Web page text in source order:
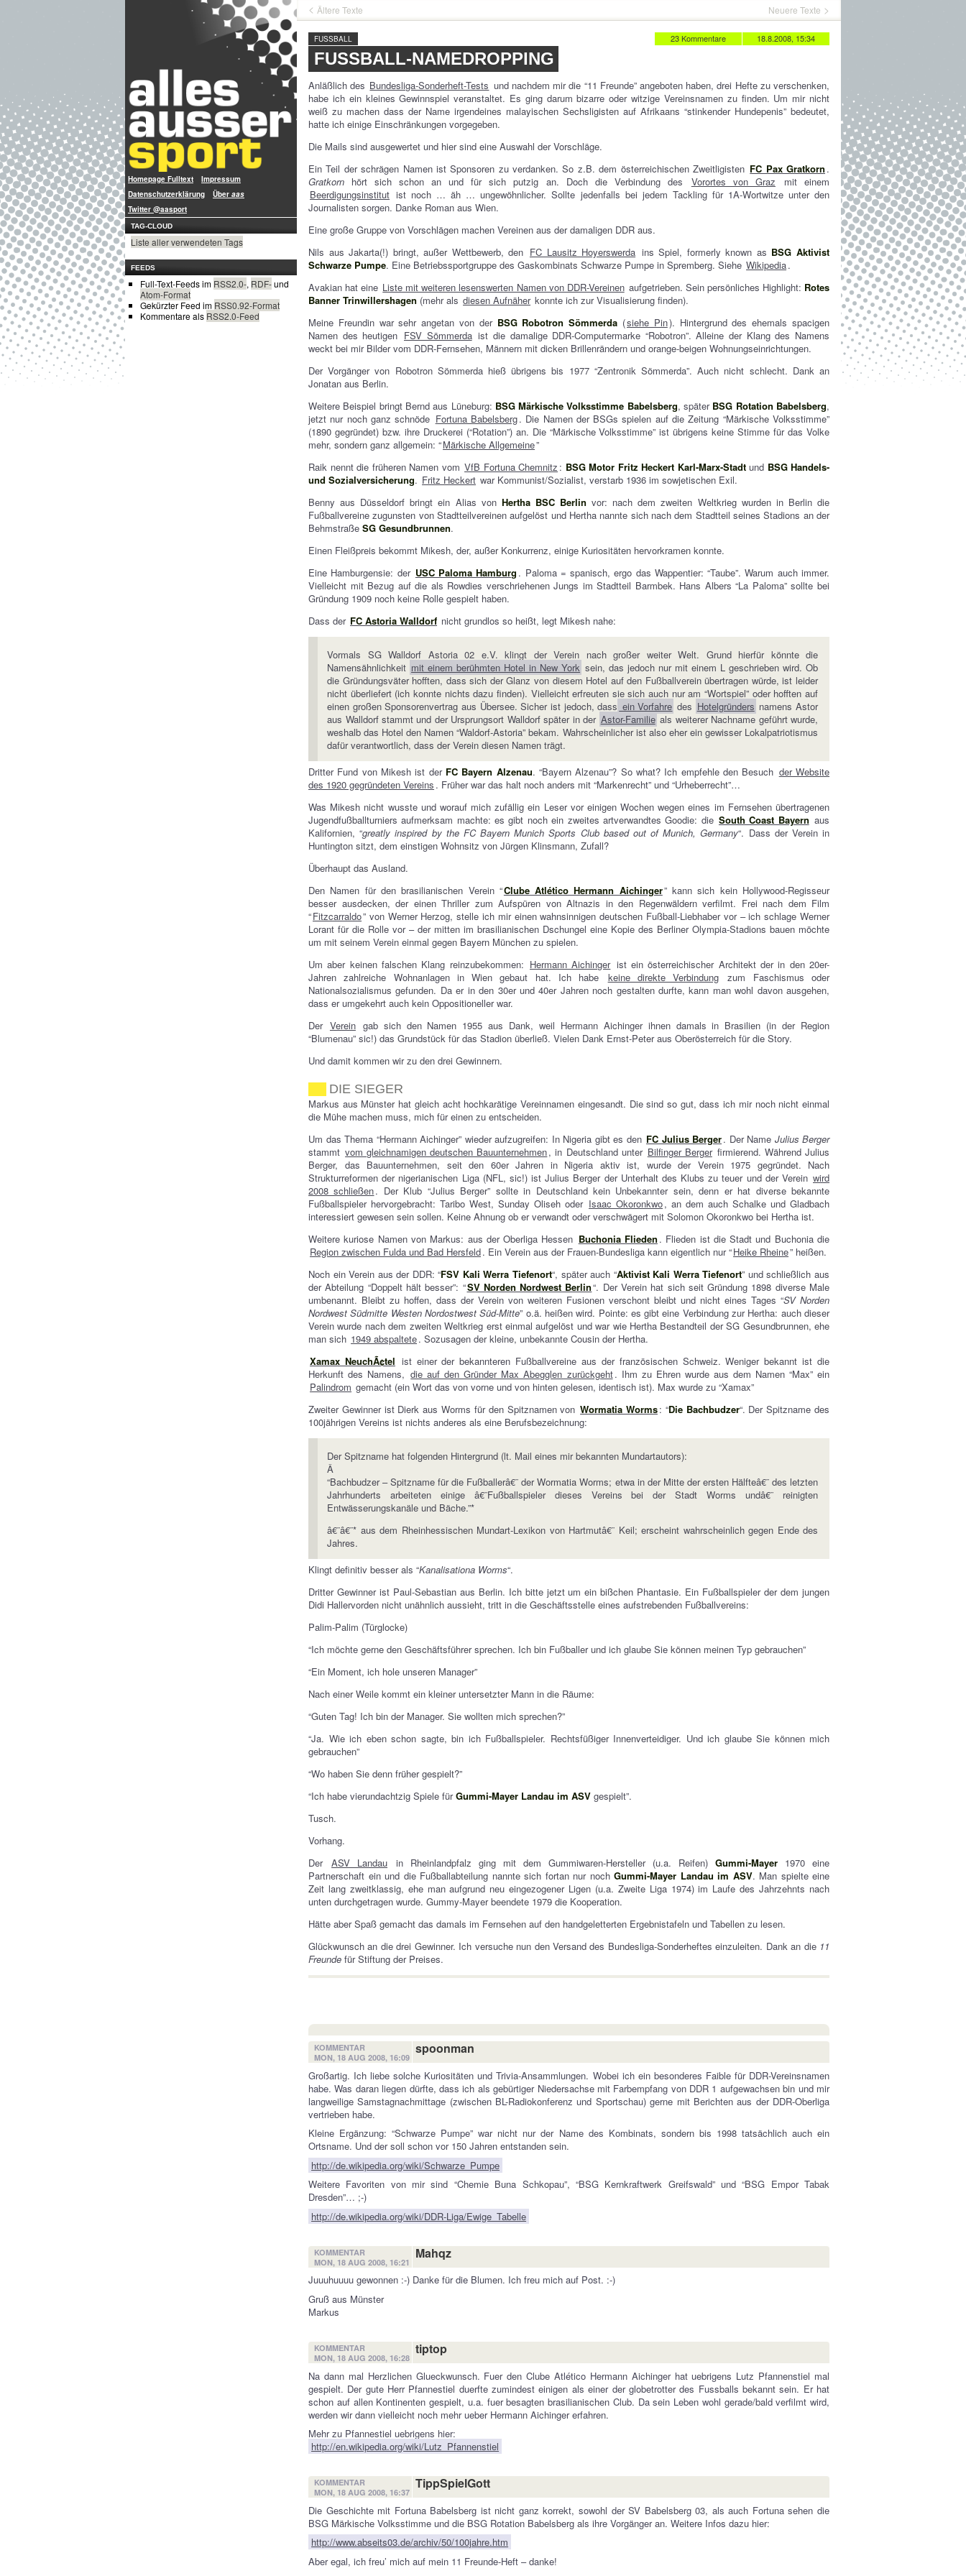
Homepage Fulltext
Impressum
Datenschutzerklärung
Über aas
Twitter @aasport
TAG-CLOUD
Liste aller verwendeten Tags
FEEDS
Full-Text-Feeds im RSS2.0-, RDF-und
Atom-Format
Gekürzter Feed im RSS0.92-Format
Kommentare als RSS2.0-Feed
Ältere Texte Neuere Texte
18.8.2008, 15:34
23 Kommentare
FUSSBALL
FUSSBALL-NAMEDROPPING
Anläßlich des Bundesliga-Sonderheft-Tests und nachdem mir die “11 Freunde” angeboten haben, drei Hefte zu verschenken,
habe ich ein kleines Gewinnspiel veranstaltet. Es ging darum bizarre oder witzige Vereinsnamen zu finden. Um mir nicht
weiß zu machen dass der Name irgendeines malayischen Sechsligisten auf Afrikaans “stinkender Hundepenis” bedeutet,
hatte ich einige Einschränkungen vorgegeben.
Die Mails sind ausgewertet und hier sind eine Auswahl der Vorschläge.
Ein Teil der schrägen Namen ist Sponsoren zu verdanken. So z.B. dem österreichischen Zweitligisten FC Pax Gratkorn .
Gratkorn hört sich schon an und für sich putzig an. Doch die Verbindung des Vorortes von Graz
mit einem
Beerdigungsinstitut ist noch … äh … ungewöhnlicher. Sollte jedenfalls bei jedem Tackling für 1A-Wortwitze unter den
Journalisten sorgen. Danke Roman aus Wien.
Eine große Gruppe von Vorschlägen machen Vereinen aus der damaligen DDR aus.
Nils aus Jakarta(!) bringt, außer Wettbewerb, den FC Lausitz Hoyerswerda ins Spiel, formerly known as BSG Aktivist
Schwarze Pumpe. Eine Betriebssportgruppe des Gaskombinats Schwarze Pumpe in Spremberg. Siehe Wikipedia.
Avakian hat eine Liste mit weiteren lesenswerten Namen von DDR-Vereinen aufgetrieben. Sein persönliches Highlight: Rotes
Banner Trinwillershagen (mehr als diesen Aufnäher konnte ich zur Visualisierung finden).
Meine Freundin war sehr angetan von der BSG Robotron Sömmerda (siehe Pin). Hintergrund des ehemals spacigen
Namen des heutigen FSV Sömmerda ist die damalige DDR-Computermarke “Robotron”. Alleine der Klang des Namens
weckt bei mir Bilder vom DDR-Fernsehen, Männern mit dicken Brillenrändern und orange-beigen Wohnungseinrichtungen.
Der Vorgänger von Robotron Sömmerda hieß übrigens bis 1977 “Zentronik Sömmerda”. Auch nicht schlecht. Dank an
Jonatan aus Berlin.
Weitere Beispiel bringt Bernd aus Lüneburg: BSG Märkische Volksstimme Babelsberg, später BSG Rotation Babelsberg,
jetzt nur noch ganz schnöde Fortuna Babelsberg. Die Namen der BSGs spielen auf die Zeitung “Märkische Volksstimme”
(1890 gegründet) bzw. ihre Druckerei (“Rotation”) an. Die “Märkische Volksstimme” ist übrigens keine Stimme für das Volke
mehr, sondern ganz allgemein: “Märkische Allgemeine”
Raik nennt die früheren Namen vom VfB Fortuna Chemnitz : BSG Motor Fritz Heckert Karl-Marx-Stadtund BSG Handels-
und Sozialversicherung. Fritz Heckert war Kommunist/Sozialist, verstarb 1936 im sowjetischen Exil.
Benny aus Düsseldorf bringt ein Alias von Hertha BSC Berlin vor: nach dem zweiten Weltkrieg wurden in Berlin die
Fußballvereine zugunsten von Stadtteilvereinen aufgelöst und Hertha nannte sich nach dem Stadtteil seines Stadions an der
BehmstraßeSG Gesundbrunnen.
Einen Fleißpreis bekommt Mikesh, der, außer Konkurrenz, einige Kuriositäten hervorkramen konnte.
Eine Hamburgensie: der USC Paloma Hamburg . Paloma = spanisch, ergo das Wappentier: “Taube”. Warum auch immer.
Vielleicht mit Bezug auf die als Rowdies verschriehenen Jungs im Stadtteil Barmbek. Hans Albers “La Paloma” sollte bei
Gründung 1909 noch keine Rolle gespielt haben.
Dass der FC Astoria Walldorf nicht grundlos so heißt, legt Mikesh nahe:
Vormals SG Walldorf Astoria 02 e.V. klingt der Verein nach großer weiter Welt. Grund hierfür könnte die
Namensähnlichkeit mit einem berühmten Hotel in New York sein, das jedoch nur mit einem L geschrieben wird. Ob
die Gründungsväter hofften, dass sich der Glanz von diesem Hotel auf den Fußballverein übertragen würde, ist leider
nicht überliefert (ich konnte nichts dazu finden). Vielleicht erfreuten sie sich auch nur am “Wortspiel” oder hofften auf
einen großen Sponsorenvertrag aus Übersee. Sicher ist jedoch, dass ein Vorfahre des Hotelgründers namens Astor
aus Walldorf stammt und der Ursprungsort Walldorf später in der Astor-Familie als weiterer Nachname geführt wurde,
weshalb das Hotel den Namen “Waldorf-Astoria” bekam. Wahrscheinlicher ist also eher ein gewisser Lokalpatriotismus
dafür verantwortlich, dass der Verein diesen Namen trägt.
Dritter Fund von Mikesh ist der FC Bayern Alzenau. “Bayern Alzenau”? So what? Ich empfehle den Besuch der Website
des 1920 gegründeten Vereins . Früher war das halt noch anders mit “Markenrecht” und “Urheberrecht”…
Was Mikesh nicht wusste und worauf mich zufällig ein Leser vor einigen Wochen wegen eines im Fernsehen übertragenen
Jugendfußballturniers aufmerksam machte: es gibt noch ein zweites artverwandtes Goodie: die South Coast Bayern aus
Kalifornien, “greatly inspired by the FC Bayern Munich Sports Club based out of Munich, Germany“. Dass der Verein in
Huntington sitzt, dem einstigen Wohnsitz von Jürgen Klinsmann, Zufall?
Überhaupt das Ausland.
Den Namen für den brasilianischen Verein “Clube Atlético Hermann Aichinger” kann sich kein Hollywood-Regisseur
besser ausdecken, der einen Thriller zum Aufspüren von Altnazis in den Regenwäldern verfilmt. Frei nach dem Film
“Fitzcarraldo” von Werner Herzog, stelle ich mir einen wahnsinnigen deutschen Fußball-Liebhaber vor – ich schlage Werner
Lorant für die Rolle vor – der mitten im brasilianischen Dschungel eine Kopie des Berliner Olympia-Stadions bauen möchte
um mit seinem Verein einmal gegen Bayern München zu spielen.
Um aber keinen falschen Klang reinzubekommen: Hermann Aichinger ist ein österreichischer Architekt der in den 20er-
Jahren zahlreiche Wohnanlagen in Wien gebaut hat. Ich habe
keine direkte Verbindung
zum Faschismus oder
Nationalsozialismus gefunden. Da er in den 30er und 40er Jahren noch gestalten durfte, kann man wohl davon ausgehen,
dass er umgekehrt auch kein Oppositioneller war.
Der Verein gab sich den Namen 1955 aus Dank, weil Hermann Aichinger ihnen damals in Brasilien (in der Region
“Blumenau” sic!) das Grundstück für das Stadion überließ. Vielen Dank Ernst-Peter aus Oberösterreich für die Story.
Und damit kommen wir zu den drei Gewinnern.
DIE SIEGER
Markus aus Münster hat gleich acht hochkarätige Vereinnamen eingesandt. Die sind so gut, dass ich mir noch nicht einmal
die Mühe machen muss, mich für einen zu entscheiden.
Um das Thema “Hermann Aichinger” wieder aufzugreifen: In Nigeria gibt es den FC Julius Berger. Der Name Julius Berger
stammt vom gleichnamigen deutschen Bauunternehmen, in Deutschland unter Bilfinger Berger firmierend. Während Julius
Berger, das Bauunternehmen, seit den 60er Jahren in Nigeria aktiv ist, wurde der Verein 1975 gegründet. Nach
Strukturreformen der nigerianischen Liga (NFL, sic!) ist Julius Berger der Unterhalt des Klubs zu teuer und der Verein wird
2008 schließen. Der Klub “Julius Berger” sollte in Deutschland kein Unbekannter sein, denn er hat diverse bekannte
Fußballspieler hervorgebracht: Taribo West, Sunday Oliseh oder Isaac Okoronkwo, an dem auch Schalke und Gladbach
interessiert gewesen sein sollen. Keine Ahnung ob er verwandt oder verschwägert mit Solomon Okoronkwo bei Hertha ist.
Weitere kuriose Namen von Markus: aus der Oberliga Hessen Buchonia Flieden . Flieden ist die Stadt und Buchonia die
Region zwischen Fulda und Bad Hersfeld. Ein Verein aus der Frauen-Bundesliga kann eigentlich nur “Heike Rheine” heißen.
Noch ein Verein aus der DDR: “FSV Kali Werra Tiefenort“, später auch “Aktivist Kali Werra Tiefenort” und schließlich aus
der Abteilung “Doppelt hält besser”: “SV Norden Nordwest Berlin“. Der Verein hat sich seit Gründung 1898 diverse Male
umbenannt. Bleibt zu hoffen, dass der Verein von weiteren Fusionen verschont bleibt und nicht eines Tages “SV Norden
Nordwest Südmitte Westen Nordostwest Süd-Mitte” o.ä. heißen wird. Pointe: es gibt eine Verbindung zur Hertha: auch dieser
Verein wurde nach dem zweiten Weltkrieg erst einmal aufgelöst und war wie Hertha Bestandteil der SG Gesundbrunnen, ehe
man sich 1949 abspaltete. Sozusagen der kleine, unbekannte Cousin der Hertha.
Xamax NeuchÃ¢tel ist einer der bekannteren Fußballvereine aus der französischen Schweiz. Weniger bekannt ist die
Herkunft des Namens, die auf den Gründer Max Abegglen zurückgeht. Ihm zu Ehren wurde aus dem Namen “Max” ein
Palindrom gemacht (ein Wort das von vorne und von hinten gelesen, identisch ist). Max wurde zu “Xamax”
Zweiter Gewinner ist Dierk aus Worms für den Spitznamen von Wormatia Worms: “Die Bachbudzer“. Der Spitzname des
100jährigen Vereins ist nichts anderes als eine Berufsbezeichnung:
Der Spitzname hat folgenden Hintergrund (lt. Mail eines mir bekannten Mundartautors):
Â
“Bachbudzer – Spitzname für die Fußballerâ€¨ der Wormatia Worms; etwa in der Mitte der ersten Hälfteâ€¨ des letzten
Jahrhunderts arbeiteten einige â€¨Fußballspieler dieses Vereins bei der Stadt Worms undâ€¨ reinigten
Entwässerungskanäle und Bäche.”*
â€¨â€¨* aus dem Rheinhessischen Mundart-Lexikon von Hartmutâ€¨ Keil; erscheint wahrscheinlich gegen Ende des
Jahres.
Klingt definitiv besser als “Kanalisationa Worms“.
Dritter Gewinner ist Paul-Sebastian aus Berlin. Ich bitte jetzt um ein bißchen Phantasie. Ein Fußballspieler der dem jungen
Didi Hallervorden nicht unähnlich aussieht, tritt in die Geschäftsstelle eines aufstrebenden Fußballvereins:
Palim-Palim (Türglocke)
“Ich möchte gerne den Geschäftsführer sprechen. Ich bin Fußballer und ich glaube Sie können meinen Typ gebrauchen”
“Ein Moment, ich hole unseren Manager”
Nach einer Weile kommt ein kleiner untersetzter Mann in die Räume:
“Guten Tag! Ich bin der Manager. Sie wollten mich sprechen?”
“Ja. Wie ich eben schon sagte, bin ich Fußballspieler. Rechtsfüßiger Innenverteidiger. Und ich glaube Sie können mich
gebrauchen”
“Wo haben Sie denn früher gespielt?”
“Ich habe vierundachtzig Spiele fürGummi-Mayer Landau im ASV gespielt”.
Tusch.
Vorhang.
Der ASV Landau in Rheinlandpfalz ging mit dem Gummiwaren-Hersteller (u.a. Reifen)Gummi-Mayer 1970 eine
Partnerschaft ein und die Fußballabteilung nannte sich fortan nur nochGummi-Mayer Landau im ASV. Man spielte eine
Zeit lang zweitklassig, ehe man aufgrund neu eingezogener Ligen (u.a. Zweite Liga 1974) im Laufe des Jahrzehnts nach
unten durchgetragen wurde. Gummy-Mayer beendete 1979 die Kooperation.
Hätte aber Spaß gemacht das damals im Fernsehen auf den handgeletterten Ergebnistafeln und Tabellen zu lesen.
Glückwunsch an die drei Gewinner. Ich versuche nun den Versand des Bundesliga-Sonderheftes einzuleiten. Dank an die 11
Freunde für Stiftung der Preises.
KOMMENTAR
MON, 18 AUG 2008, 16:09
spoonman
Großartig. Ich liebe solche Kuriositäten und Trivia-Ansammlungen. Wobei ich ein besonderes Faible für DDR-Vereinsnamen
habe. Was daran liegen dürfte, dass ich als gebürtiger Niedersachse mit Farbempfang von DDR 1 aufgewachsen bin und mir
langweilige Samstagnachmittage (zwischen BL-Radiokonferenz und Sportschau) gerne mit Berichten aus der DDR-Oberliga
vertrieben habe.
Kleine Ergänzung: “Schwarze Pumpe” war nicht nur der Name des Kombinats, sondern bis 1998 tatsächlich auch ein
Ortsname. Und der soll schon vor 150 Jahren entstanden sein.
http://de.wikipedia.org/wiki/Schwarze_Pumpe
Weitere Favoriten von mir sind “Chemie Buna Schkopau”, “BSG Kernkraftwerk Greifswald” und “BSG Empor Tabak
Dresden”… ;-)
http://de.wikipedia.org/wiki/DDR-Liga/Ewige_Tabelle
KOMMENTAR
MON, 18 AUG 2008, 16:21
Mahqz
Juuuhuuuu gewonnen :-) Danke für die Blumen. Ich freu mich auf Post. :-)
Gruß aus Münster
Markus
KOMMENTAR
MON, 18 AUG 2008, 16:28
tiptop
Na dann mal Herzlichen Glueckwunsch. Fuer den Clube Atlético Hermann Aichinger hat uebrigens Lutz Pfannenstiel mal
gespielt. Der gute Herr Pfannestiel duerfte zumindest einigen als einer der globetrotter des Fussballs bekannt sein. Er hat
schon auf allen Kontinenten gespielt, u.a. fuer besagten brasilianischen Club. Da sein Leben wohl gerade/bald verfilmt wird,
werden wir dann vielleicht noch mehr ueber Hermann Aichinger erfahren.
Mehr zu Pfannestiel uebrigens hier:
http://en.wikipedia.org/wiki/Lutz_Pfannenstiel
KOMMENTAR
MON, 18 AUG 2008, 16:37
TippSpielGott
Die Geschichte mit Fortuna Babelsberg ist nicht ganz korrekt, sowohl der SV Babelsberg 03, als auch Fortuna sehen die
BSG Märkische Volksstimme und die BSG Rotation Babelsberg als ihre Vorgänger an. Weitere Infos dazu hier:
http://www.abseits03.de/archiv/50/100jahre.htm
Aber egal, ich freu’ mich auf mein 11 Freunde-Heft – danke!